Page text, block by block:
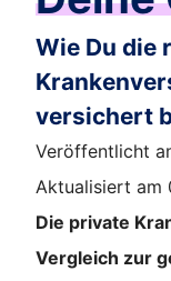
Wie Du die
versichert
Veröffentlicht
Aktualisiert am
Die private
Vergleich zur